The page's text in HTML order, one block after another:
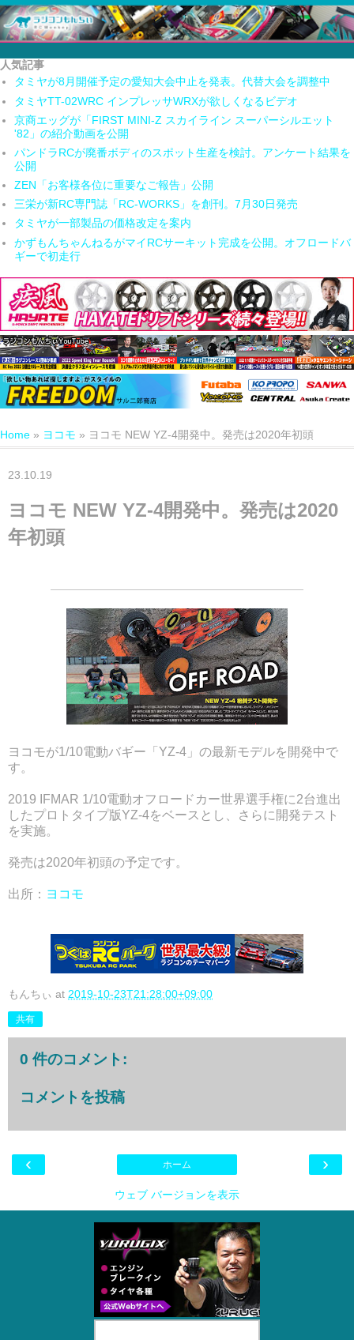
人気記事
タミヤが8月開催予定の愛知大会中止を発表。代替大会を調整中
タミヤTT-02WRC インプレッサWRXが欲しくなるビデオ
京商エッグが「FIRST MINI-Z スカイライン スーパーシルエット
'82」の紹介動画を公開
パンドラRCが廃番ボディのスポット生産を検討。アンケート結果を
公開
ZEN「お客様各位に重要なご報告」公開
三栄が新RC専門誌「RC-WORKS」を創刊。7月30日発売
タミヤが一部製品の価格改定を案内
かずもんちゃんねるがマイRCサーキット完成を公開。オフロードバ
ギーで初走行
Home » ヨコモ » ヨコモ NEW YZ-4開発中。発売は2020年初頭
23.10.19
ヨコモ NEW YZ-4開発中。発売は2020
年初頭
ヨコモが1/10電動バギー「YZ-4」の最新モデルを開発中で
す。
2019 IFMAR 1/10電動オフロードカー世界選手権に2台進出
したプロトタイプ版YZ-4をベースとし、さらに開発テスト
を実施。
発売は2020年初頭の予定です。
出所： ヨコモ
もんちぃ at 2019-10-23T21:28:00+09:00
共有
0 件のコメント:
コメントを投稿
‹ ›
ホーム
ウェブ バージョンを表示